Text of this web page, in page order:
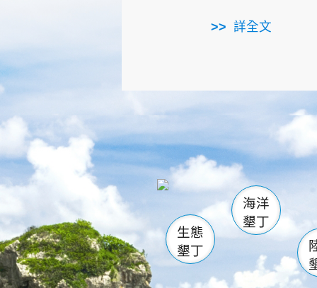
詳全文
龜山 海生館
恆春
龍鑾潭自
瓊麻館
關山
白砂
生態
墾丁
海洋
墾丁